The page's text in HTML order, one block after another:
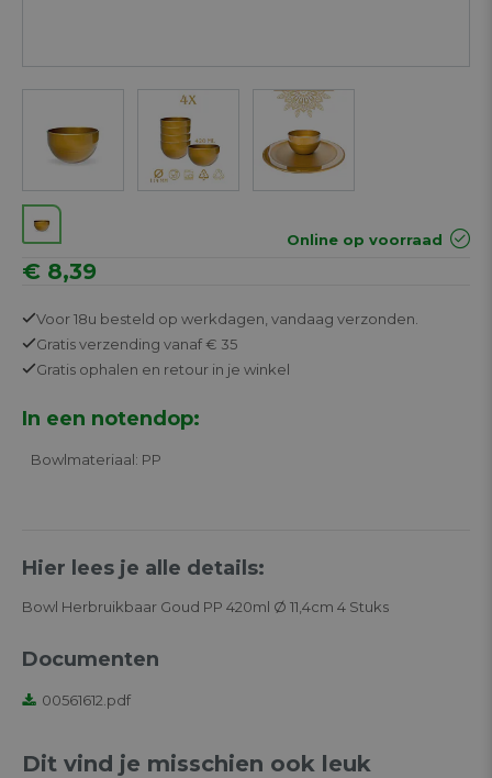
Online op voorraad
€ 8,39
Voor 18u besteld op werkdagen, vandaag verzonden.
Gratisverzending vanaf € 35
Gratis ophalen en retour in je winkel
In een notendop:
Bowlmateriaal: PP
Hier lees je alle details:
Bowl Herbruikbaar Goud PP 420ml Ø 11,4cm 4 Stuks
Documenten
00561612.pdf
Dit vind je misschien ook leuk